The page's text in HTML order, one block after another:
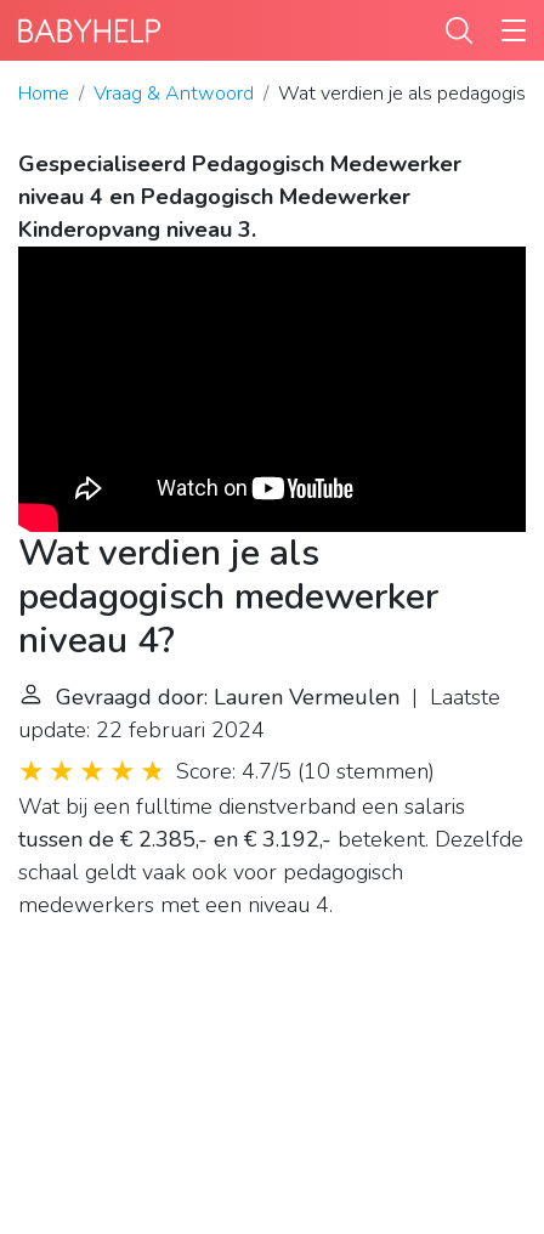
Home Vraag & Antwoord Wat verdien je als
Gespecialiseerd Pedagogisch Medewerker
niveau 4 en Pedagogisch Medewerker
Kinderopvang niveau 3.
Wat verdien je als
pedagogisch medewerker
niveau 4?
Gevraagd door: Lauren Vermeulen | Laatste
update: 22 februari 2024
Score: 4.7/5 (10 stemmen)
Wat bij een fulltime dienstverband een salaris
tussen de € 2.385,- en € 3.192,- betekent. Dezelfde
schaal geldt vaak ook voor pedagogisch
medewerkers met een niveau 4.